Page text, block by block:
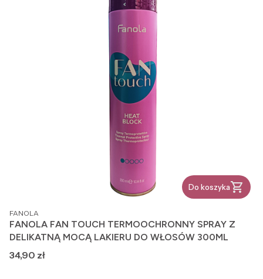
Do koszyka
PRODUCENT
FANOLA
FANOLA FAN TOUCH TERMOOCHRONNY SPRAY Z
DELIKATNĄ MOCĄ LAKIERU DO WŁOSÓW 300ML
Cena
34,90 zł